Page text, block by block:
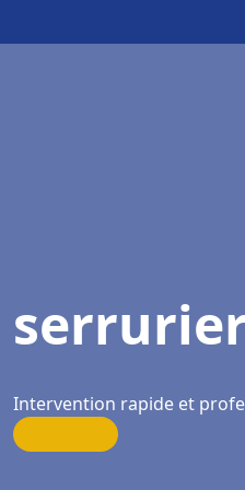
Intervention rapide et